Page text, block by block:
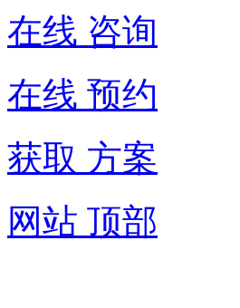
在线 咨询
在线 预约
获取 方案
网站 顶部